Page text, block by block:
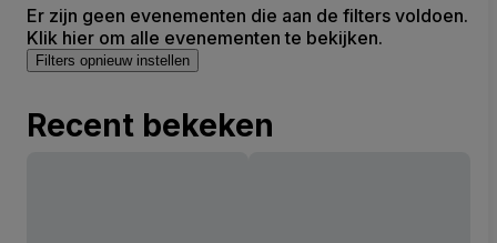
Er zijn geen evenementen die aan de filters voldoen.
Klik hier om alle evenementen te bekijken.
Filters opnieuw instellen
Recent bekeken